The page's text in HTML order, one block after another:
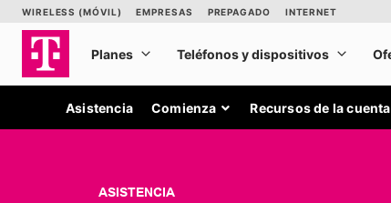
Asistencia Comienza Recursos de la cuenta
ASISTENCIA